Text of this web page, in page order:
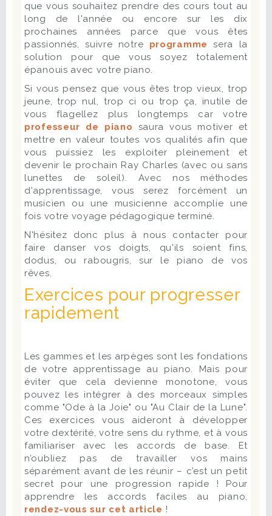
que vous souhaitez prendre des cours tout au
long de l'année ou encore sur les dix
prochaines années parce que vous êtes
passionnés, suivre notre programme
sera la
solution pour que vous soyez totalement
épanouis avec votre piano.
Si vous pensez que vous êtes trop vieux, trop
jeune, trop nul, trop ci ou trop ça, inutile de
vous flagellez plus longtemps car votre
professeur de piano saura vous motiver et
mettre en valeur toutes vos qualités afin que
vous puissiez les exploiter pleinement et
devenir le prochain Ray Charles (avec ou sans
lunettes de soleil). Avec nos méthodes
d'apprentissage, vous serez forcément un
musicien ou une musicienne accomplie une
fois votre voyage pédagogique terminé.
N'hésitez donc plus à nous contacter pour
faire danser vos doigts, qu'ils soient fins,
dodus, ou rabougris, sur le piano de vos
rêves.
Exercices pour progresser
rapidement
Les gammes et les arpèges sont les fondations
de votre apprentissage au piano. Mais pour
éviter que cela devienne monotone, vous
pouvez les intégrer à des morceaux simples
comme "Ode à la Joie" ou "Au Clair de la Lune".
Ces exercices vous aideront à développer
votre dextérité, votre sens du rythme, et à vous
familiariser avec les accords de base. Et
n’oubliez pas de travailler vos mains
séparément avant de les réunir – c’est un petit
secret pour une progression rapide ! Pour
apprendre les accords faciles au piano,
rendez-vous sur cet article !